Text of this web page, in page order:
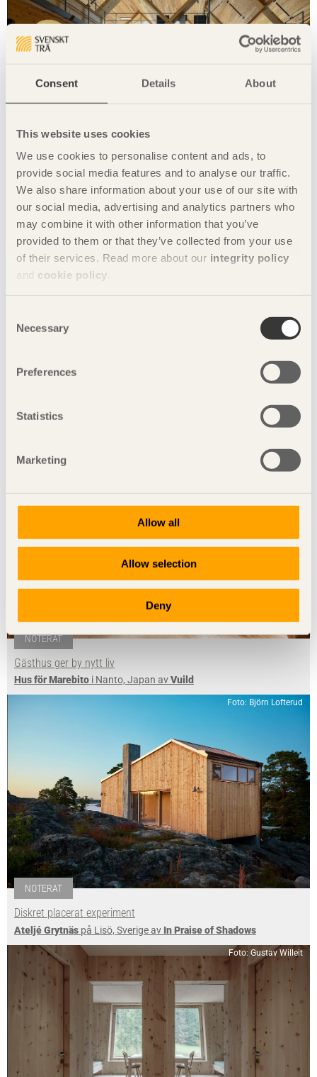
Consent Details About
This website uses cookies
We use cookies to personalise content and ads, to
provide social media features and to analyse our traffic.
We also share information about your use of our site with
our social media, advertising and analytics partners who
may combine it with other information that you’ve
provided to them or that they’ve collected from your use
of their services. Read more about our integrity policy
and cookie policy
Selection
Necessary
Preferences
Statistics
Marketing
Allow all
Allow selection
Deny
NOTERAT
Exponerad stomme bryter av
Meiken HQi Maniwa, Japan avNKS Architects
Foto: Javier Callejas
Ombonade reden i väggen
Kengo Kuma & Associates
Foto: Takumi Ota
NOTERAT
Gästhus ger by nytt liv
Hus för Marebito i Nanto, Japan avVuild
Foto: Björn Lofterud
NOTERAT
Diskret placerat experiment
Ateljé Grytnäs på Lisö, Sverige av In Praise of Shadows
Foto: Gustav Willeit